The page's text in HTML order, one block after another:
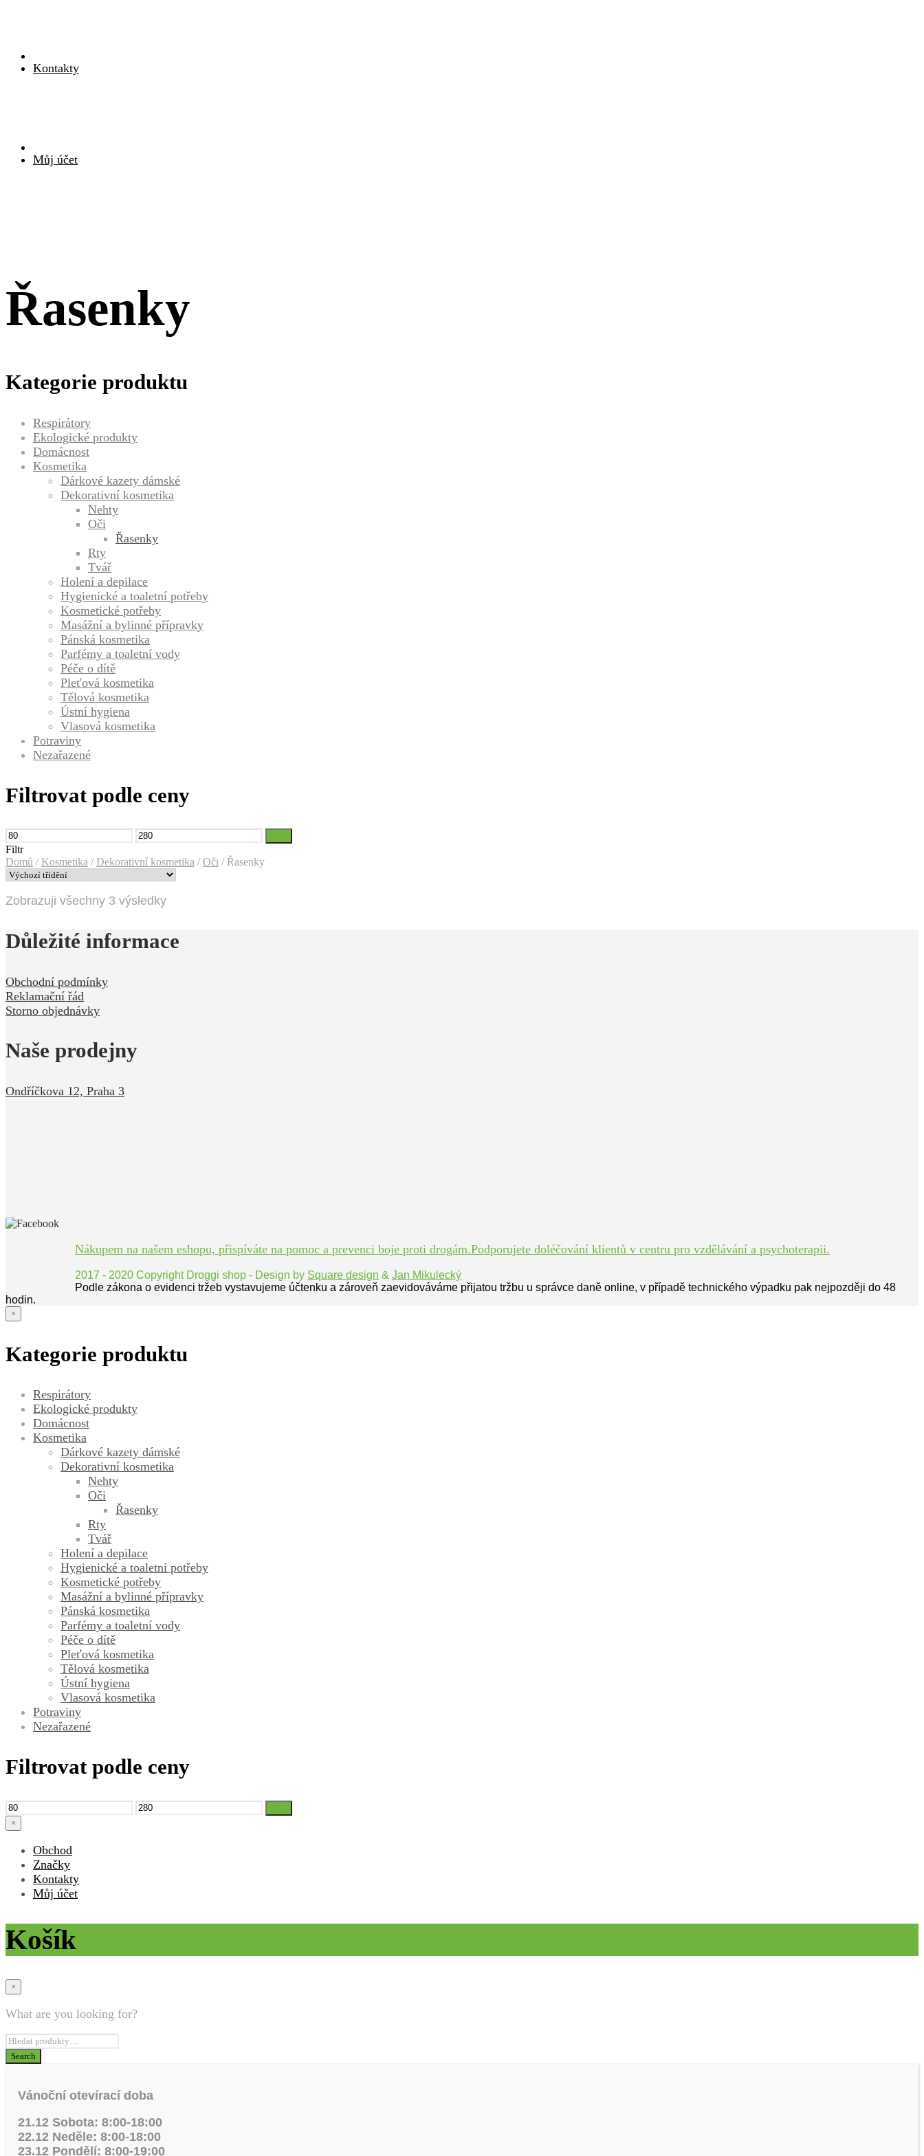
Kontakty
Můj účet
Řasenky
Kategorie produktu
Respirátory
Ekologické produkty
Domácnost
Kosmetika
Dárkové kazety dámské
Dekorativní kosmetika
Nehty
Oči
Řasenky
Rty
Tvář
Holení a depilace
Hygienické a toaletní potřeby
Kosmetické potřeby
Masážní a bylinné přípravky
Pánská kosmetika
Parfémy a toaletní vody
Péče o dítě
Pleťová kosmetika
Tělová kosmetika
Ústní hygiena
Vlasová kosmetika
Potraviny
Nezařazené
Filtrovat podle ceny
Minimální
cena
Maximální
cena
Filtr
Domů / Kosmetika / Dekorativní kosmetika / Oči /Řasenky
Zobrazuji všechny 3 výsledky
Důležité informace
Obchodní podmínky
Reklamační řád
Storno objednávky
Naše prodejny
Ondříčkova 12, Praha 3
Nákupem na našem eshopu, přispíváte na pomoc a prevenci boje proti drogám.Podporujete doléčování klientů v centru pro vzdělávání a psychoterapii.
2017 - 2020 Copyright Droggi shop - Design by Square design & Jan Mikulecký
Podle zákona o evidenci tržeb vystavujeme účtenku a zároveň zaevidováváme přijatou tržbu u správce daně online, v případě technického výpadku pak nejpozději do 48
hodin.
×
Kategorie produktu
Respirátory
Ekologické produkty
Domácnost
Kosmetika
Dárkové kazety dámské
Dekorativní kosmetika
Nehty
Oči
Řasenky
Rty
Tvář
Holení a depilace
Hygienické a toaletní potřeby
Kosmetické potřeby
Masážní a bylinné přípravky
Pánská kosmetika
Parfémy a toaletní vody
Péče o dítě
Pleťová kosmetika
Tělová kosmetika
Ústní hygiena
Vlasová kosmetika
Potraviny
Nezařazené
Filtrovat podle ceny
Minimální
cena
Maximální
cena
×
Obchod
Značky
Kontakty
Můj účet
Košík
×
What are you looking for?
Vánoční otevírací doba
21.12 Sobota: 8:00-18:00
22.12 Neděle: 8:00-18:00
23.12 Pondělí: 8:00-19:00